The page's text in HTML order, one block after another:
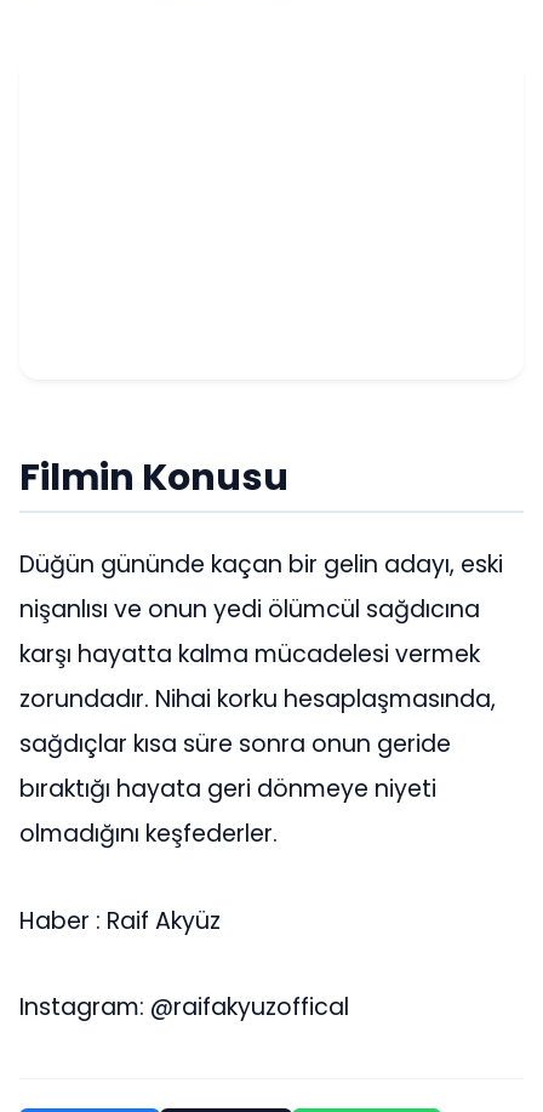
Filmin Konusu
Düğün gününde kaçan bir gelin adayı, eski
nişanlısı ve onun yedi ölümcül sağdıcına
karşı hayatta kalma mücadelesi vermek
zorundadır. Nihai korku hesaplaşmasında,
sağdıçlar kısa süre sonra onun geride
bıraktığı hayata geri dönmeye niyeti
olmadığını keşfederler.
Haber : Raif Akyüz
Instagram: @raifakyuzoffical